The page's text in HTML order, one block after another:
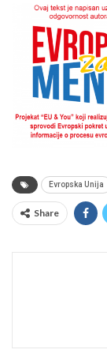
Evropska Unija
Share